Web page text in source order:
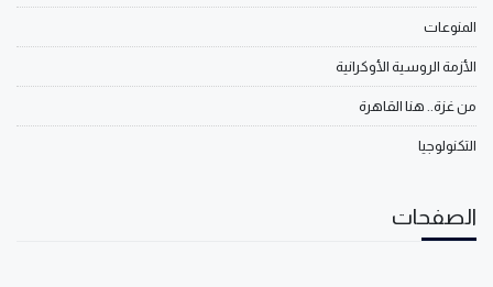
المنوعات
الأزمة الروسية الأوكرانية
من غزة.. هنا القاهرة
التكنولوجيا
الصفحات